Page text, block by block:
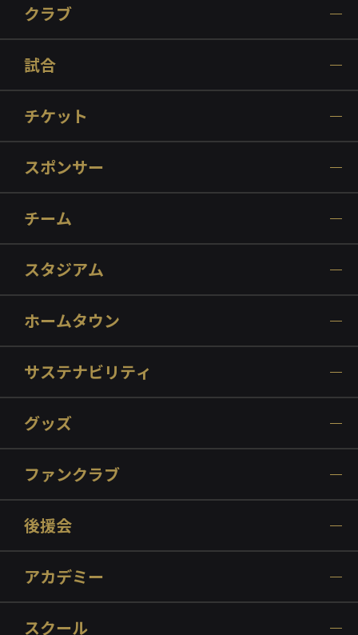
クラブ
試合
チケット
スポンサー
チーム
スタジアム
ホームタウン
サステナビリティ
グッズ
ファンクラブ
後援会
アカデミー
スクール